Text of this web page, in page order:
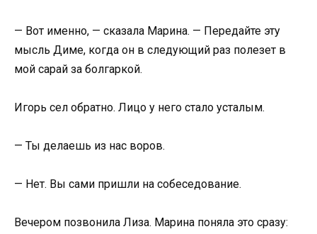
— Вот именно, — сказала Марина. — Передайте эту
мысль Диме, когда он в следующий раз полезет в
мой сарай за болгаркой.
Игорь сел обратно. Лицо у него стало усталым.
— Ты делаешь из нас воров.
— Нет. Вы сами пришли на собеседование.
Вечером позвонила Лиза. Марина поняла это сразу: